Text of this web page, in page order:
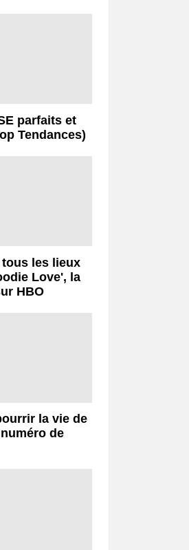
parfaits et
Tendances)
les lieux
Love', la
HBO
la vie de
de